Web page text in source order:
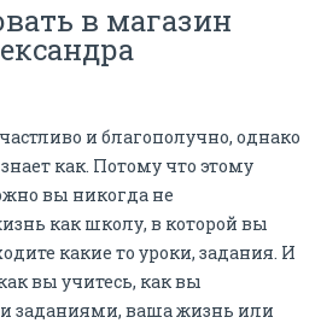
в магазин
и благополучно, однако
как. Потому что этому
вы никогда не
как школу, в которой вы
какие то уроки, задания. И
вы учитесь, как вы
заданиями, ваша жизнь или